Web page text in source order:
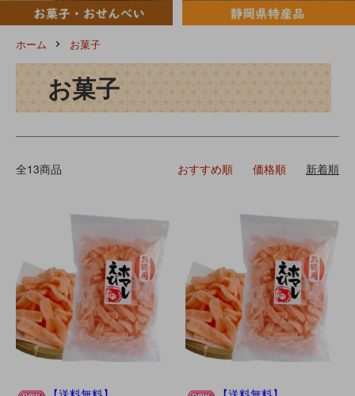
ホーム お菓子
お菓子
全13商品 おすすめ順 価格順 新着順